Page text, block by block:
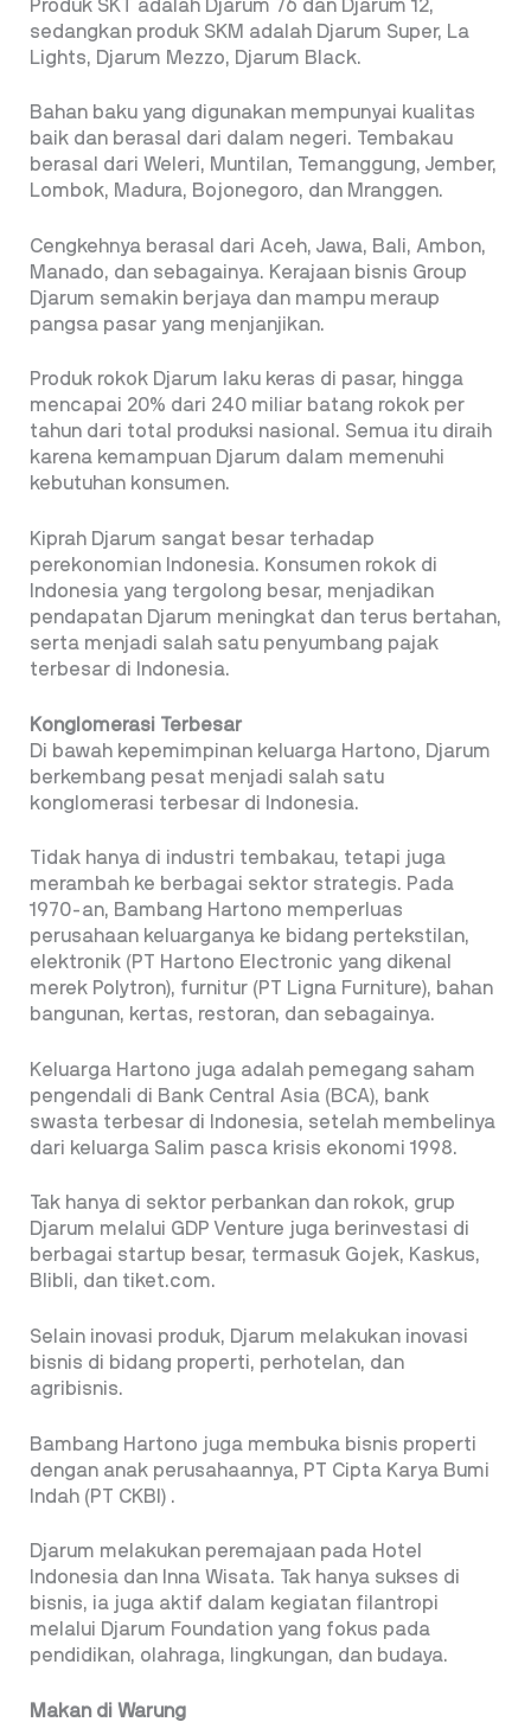
Produk SKT adalah Djarum 76 dan Djarum 12,
sedangkan produk SKM adalah Djarum Super, La
Lights, Djarum Mezzo, Djarum Black.
Bahan baku yang digunakan mempunyai kualitas
baik dan berasal dari dalam negeri. Tembakau
berasal dari Weleri, Muntilan, Temanggung, Jember,
Lombok, Madura, Bojonegoro, dan Mranggen.
Cengkehnya berasal dari Aceh, Jawa, Bali, Ambon,
Manado, dan sebagainya. Kerajaan bisnis Group
Djarum semakin berjaya dan mampu meraup
pangsa pasar yang menjanjikan.
Produk rokok Djarum laku keras di pasar, hingga
mencapai 20% dari 240 miliar batang rokok per
tahun dari total produksi nasional. Semua itu diraih
karena kemampuan Djarum dalam memenuhi
kebutuhan konsumen.
Kiprah Djarum sangat besar terhadap
perekonomian Indonesia. Konsumen rokok di
Indonesia yang tergolong besar, menjadikan
pendapatan Djarum meningkat dan terus bertahan,
serta menjadi salah satu penyumbang pajak
terbesar di Indonesia.
Konglomerasi Terbesar
Di bawah kepemimpinan keluarga Hartono, Djarum
berkembang pesat menjadi salah satu
konglomerasi terbesar di Indonesia.
Tidak hanya di industri tembakau, tetapi juga
merambah ke berbagai sektor strategis. Pada
1970-an, Bambang Hartono memperluas
perusahaan keluarganya ke bidang pertekstilan,
elektronik (PT Hartono Electronic yang dikenal
merek Polytron), furnitur (PT Ligna Furniture), bahan
bangunan, kertas, restoran, dan sebagainya.
Keluarga Hartono juga adalah pemegang saham
pengendali di Bank Central Asia (BCA), bank
swasta terbesar di Indonesia, setelah membelinya
dari keluarga Salim pasca krisis ekonomi 1998.
Tak hanya di sektor perbankan dan rokok, grup
Djarum melalui GDP Venture juga berinvestasi di
berbagai startup besar, termasuk Gojek, Kaskus,
Blibli, dan tiket.com.
Selain inovasi produk, Djarum melakukan inovasi
bisnis di bidang properti, perhotelan, dan
agribisnis.
Bambang Hartono juga membuka bisnis properti
dengan anak perusahaannya, PT Cipta Karya Bumi
Indah (PT CKBI) .
Djarum melakukan peremajaan pada Hotel
Indonesia dan Inna Wisata. Tak hanya sukses di
bisnis, ia juga aktif dalam kegiatan filantropi
melalui Djarum Foundation yang fokus pada
pendidikan, olahraga, lingkungan, dan budaya.
Makan di Warung